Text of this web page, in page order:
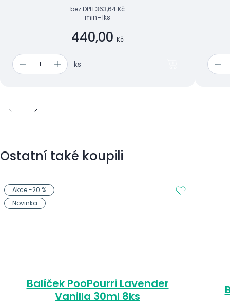
bez DPH 363,64 Kč
min=1ks
440,00 Kč
ks
Ostatní také koupili
Balíček PooPourri Lavender
Vanilla 30ml 8ks
Akce -20 %
Novinka